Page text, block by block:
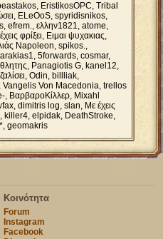
EristikosOPC, Tribal
ELeOoS, spyridisnikos,
efrem., ελλην1821, atome,
φρίξει, Ειμαι ψυχακιας,
Napoleon, spikos.,
5forwards, cosmar,
Panagiotis G, kanel12,
Odin, billliak,
Vangelis Von Macedonia, trellos
ΒαρβαροΚίλλερ, Mixahl
dimitris log, slan, Με έχεις
killer4, elpidak, DeathStrοke,
geomakris
Κοινότητα
Forum
Instagram
Facebook